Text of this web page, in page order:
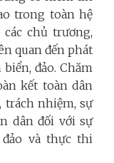
trong toàn hệ
chủ trương,
quan đến phát
đảo. Chăm
kết toàn dân
trách nhiệm, sự
dân đối với sự
đảo và thực thi